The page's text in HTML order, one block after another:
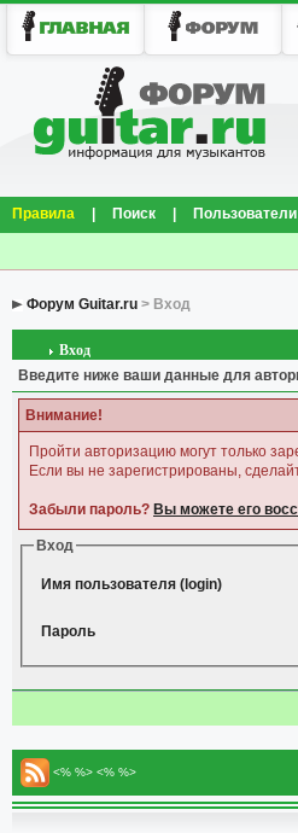
Правила Поиск Пользователи
Форум Guitar.ru > Вход
Вход
Введите ниже ваши данные для
Внимание!
Пройти авторизацию могут только
Если вы не зарегистрированы,
Забыли пароль? Вы можете его
Вход
Имя пользователя (login)
Пароль
<% %> <% %>